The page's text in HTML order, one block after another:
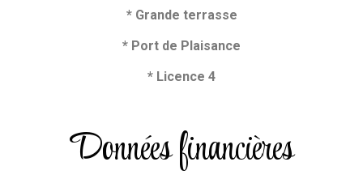
* Grande terrasse
* Port de Plaisance
* Licence 4
Données financières